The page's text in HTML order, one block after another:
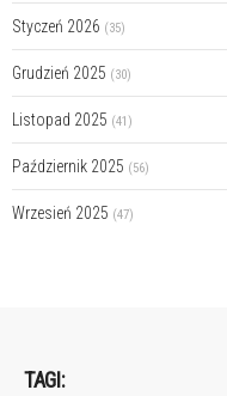
Styczeń 2026 (35)
Grudzień 2025 (30)
Listopad 2025 (41)
Październik 2025 (56)
Wrzesień 2025 (47)
TAGI: